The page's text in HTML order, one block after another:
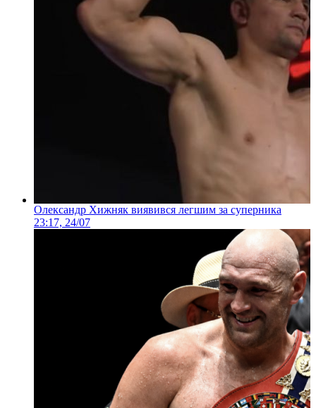
Олександр Хижняк виявився легшим за суперника
23:17, 24/07